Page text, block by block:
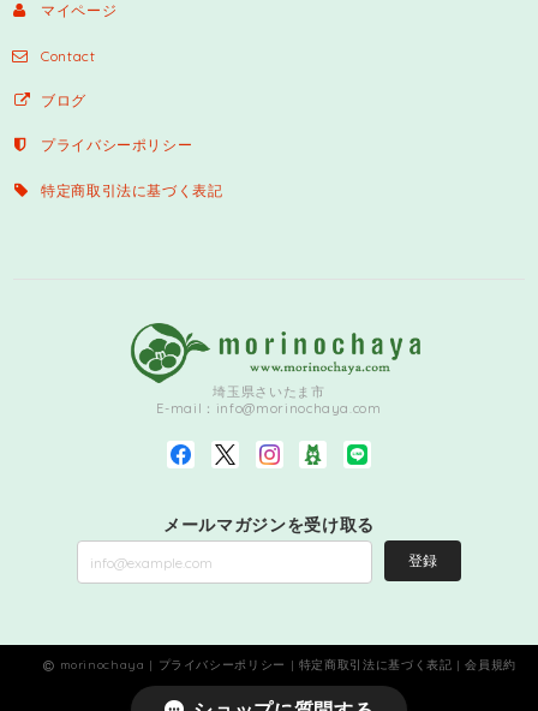
マイページ
Contact
ブログ
プライバシーポリシー
特定商取引法に基づく表記
埼玉県さいたま市
E-mail： info@morinochaya.com
メールマガジンを受け取る
登録
morinochaya | プライバシーポリシー | 特定商取引法に基づく表記 |会員規約